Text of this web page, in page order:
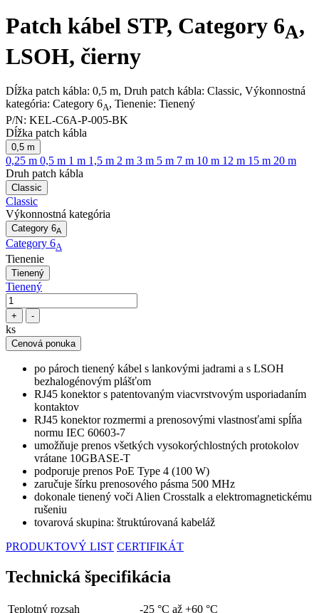
Patch kábel STP, Category 6A,
LSOH, čierny
Dĺžka patch kábla: 0,5 m, Druh patch kábla: Classic, Výkonnostná
kategória: Category 6A, Tienenie: Tienený
P/N: KEL-C6A-P-005-BK
Dĺžka patch kábla
0,5 m
0,25 m 0,5 m 1 m 1,5 m 2 m 3 m 5 m 7 m 10 m 12 m 15 m 20 m
Druh patch kábla
Classic
Classic
Výkonnostná kategória
Category 6A
Category 6A
Tienenie
Tienený
Tienený
+ -
ks
Cenová ponuka
po pároch tienený kábel s lankovými jadrami a s LSOH
bezhalogénovým plášťom
RJ45 konektor s patentovaným viacvrstvovým usporiadaním
kontaktov
RJ45 konektor rozmermi a prenosovými vlastnosťami spĺňa
normu IEC 60603-7
umožňuje prenos všetkých vysokorýchlostných protokolov
vrátane 10GBASE-T
podporuje prenos PoE Type 4 (100 W)
zaručuje šírku prenosového pásma 500 MHz
dokonale tienený voči Alien Crosstalk a elektromagnetickému
rušeniu
tovarová skupina: štruktúrovaná kabeláž
PRODUKTOVÝ LIST CERTIFIKÁT
Technická špecifikácia
Teplotný rozsah
-25 °C až +60 °C